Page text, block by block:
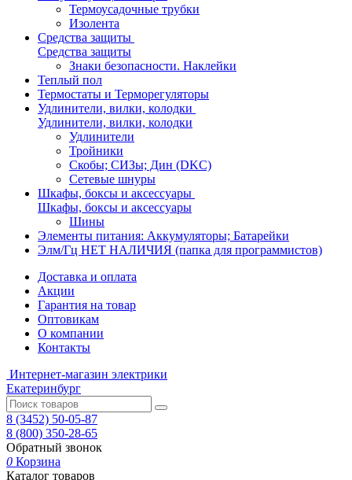
Термоусадочные трубки
Изолента
Средства защиты
Средства защиты
Знаки безопасности. Наклейки
Теплый пол
Термостаты и Терморегуляторы
Удлинители, вилки, колодки
Удлинители, вилки, колодки
Удлинители
Тройники
Скобы; СИЗы; Дин (DKC)
Сетевые шнуры
Шкафы, боксы и аксессуары
Шкафы, боксы и аксессуары
Шины
Элементы питания: Аккумуляторы; Батарейки
Элм/Гц НЕТ НАЛИЧИЯ (папка для программистов)
Доставка и оплата
Акции
Гарантия на товар
Оптовикам
О компании
Контакты
Интернет-магазин электрики
Екатеринбург
8 (3452) 50-05-87
8 (800) 350-28-65
Обратный звонок
0 Корзина
Каталог товаров